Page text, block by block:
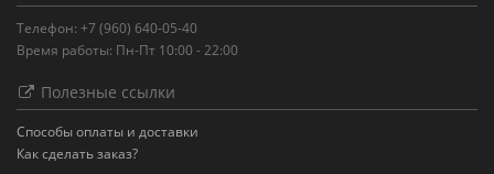
Телефон: +7 (960) 640-05-40
Время работы: Пн-Пт 10:00 - 22:00
Полезные ссылки
Способы оплаты и доставки
Как сделать заказ?